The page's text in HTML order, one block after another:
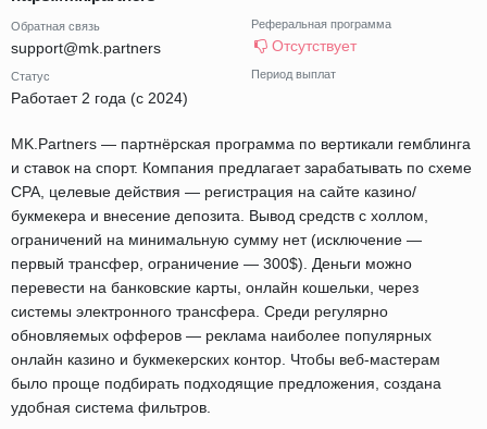
Обратная связь
support@mk.partners
Статус
Работает 2 года (с 2024)
Реферальная программа
Отсутствует
Период выплат
MK.Partners — партнёрская программа по вертикали гемблинга
и ставок на спорт. Компания предлагает зарабатывать по схеме
CPA, целевые действия — регистрация на сайте казино/
букмекера и внесение депозита. Вывод средств с холлом,
ограничений на минимальную сумму нет (исключение —
первый трансфер, ограничение — 300$). Деньги можно
перевести на банковские карты, онлайн кошельки, через
системы электронного трансфера. Среди регулярно
обновляемых офферов — реклама наиболее популярных
онлайн казино и букмекерских контор. Чтобы веб-мастерам
было проще подбирать подходящие предложения, создана
удобная система фильтров.